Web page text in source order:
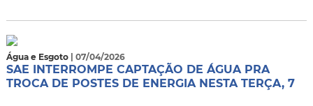
Água e Esgoto | 07/04/2026
SAE INTERROMPE CAPTAÇÃO DE ÁGUA PRA
TROCA DE POSTES DE ENERGIA NESTA TERÇA, 7